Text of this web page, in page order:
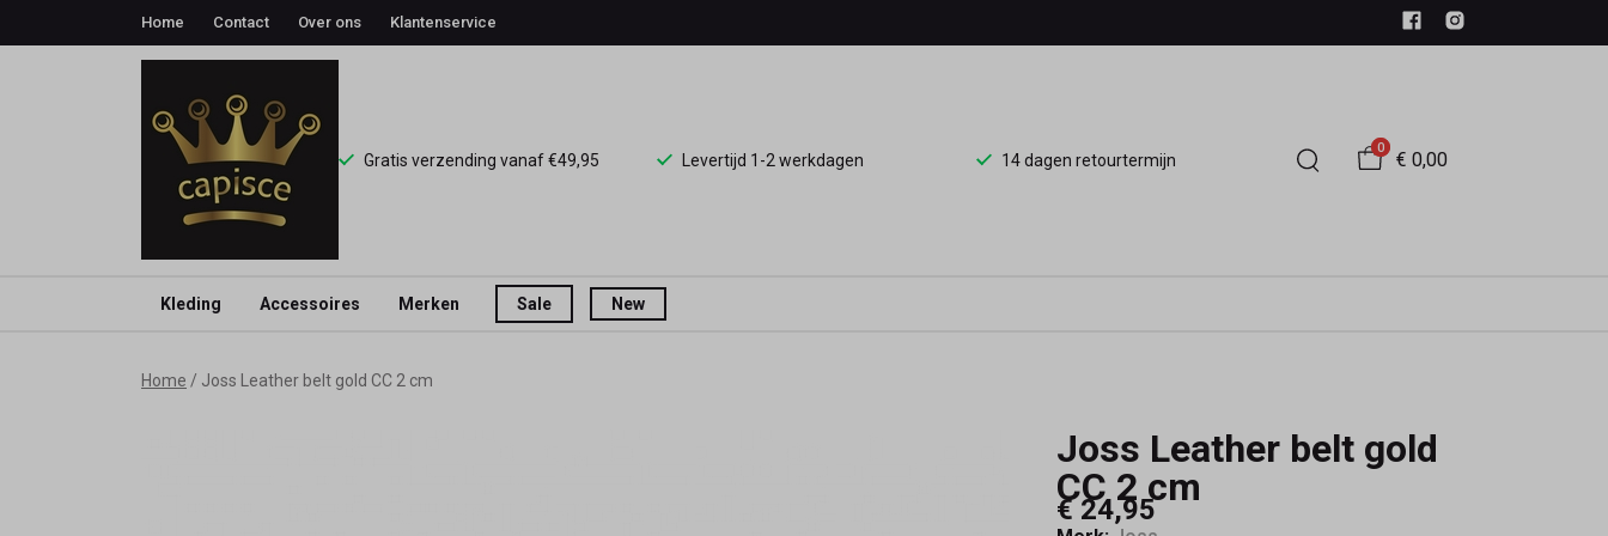
Home Contact Over ons Klantenservice
Gratis verzending vanaf €49,95 Levertijd 1-2 werkdagen 14 dagen retourtermijn
0
€ 0,00
Kleding Accessoires Merken Sale New
Home Joss Leather belt gold CC 2 cm
Joss Leather belt gold
CC 2 cm
€ 24,95